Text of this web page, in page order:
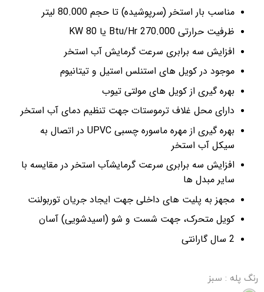
مناسب بار استخر (سرپوشیده) تا حجم 80.000 لیتر
ظرفیت حرارتی 270.000 Btu/Hr یا 80 KW
افزایش سه برابری سرعت گرمایش آب استخر
موجود در کویل های استنلس استیل و تیتانیوم
بهره گیری از کویل های مولتی تیوب
دارای محل غلاف ترموستات جهت تنظیم دمای آب استخر
بهره گیری از مهره ماسوره چسبی UPVC در اتصال به
سیکل آب استخر
افزایش سه برابری سرعت گرمایشآب استخر در مقایسه با
سایر مبدل ها
مجهز به پلیت های داخلی جهت ایجاد جریان توربولنت
کویل متحرک، جهت شست و شو (اسیدشویی) آسان
2 سال گارانتی
رنگ پله : سبز